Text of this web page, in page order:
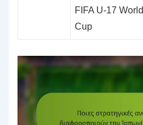
FIFA U-17 World
Cup